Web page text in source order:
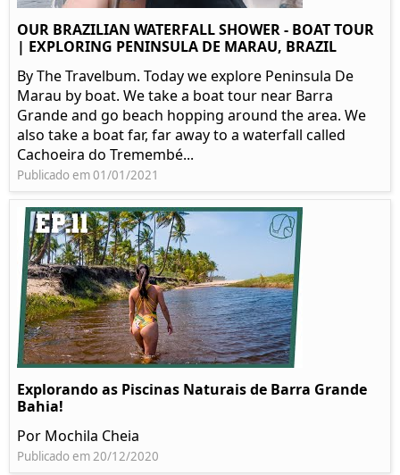
OUR BRAZILIAN WATERFALL SHOWER - BOAT TOUR
| EXPLORING PENINSULA DE MARAU, BRAZIL
By The Travelbum. Today we explore Peninsula De
Marau by boat. We take a boat tour near Barra
Grande and go beach hopping around the area. We
also take a boat far, far away to a waterfall called
Cachoeira do Tremembé...
Publicado em 01/01/2021
Explorando as Piscinas Naturais de Barra Grande
Bahia!
Por Mochila Cheia
Publicado em 20/12/2020